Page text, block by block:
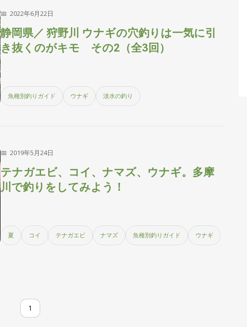
2022年6月22日
静岡県／ 狩野川 ウナギの穴釣りは一気に引
き抜くのがキモ その2（全3回）
魚種別釣りガイド ウナギ 淡水の釣り
2019年5月24日
テナガエビ、コイ、ナマズ、ウナギ。多摩
川で釣りをしてみよう！
夏 コイ テナガエビ ナマズ 魚種別釣りガイド ウナギ
1